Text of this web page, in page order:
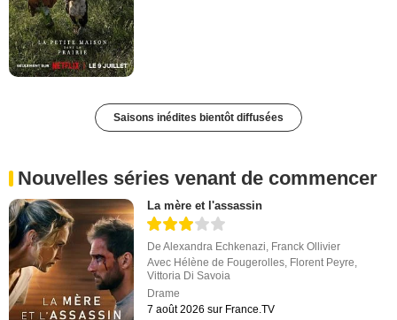
Saisons inédites bientôt diffusées
Nouvelles séries venant de commencer
La mère et l'assassin
DeAlexandra Echkenazi Franck Ollivier
Avec Hélène de Fougerolles Florent Peyre
Vittoria Di Savoia
Drame
7 août 2026 sur France.TV